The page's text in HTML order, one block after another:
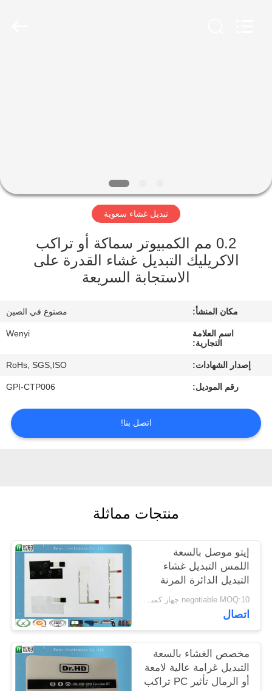
عنا
المعمل
مراقبة
اتصل
اطلب
اقتباس
PRIVACY
POLICY
تبديل غشاء سعوية
0.2 مم الكمبيوتر سماكة أو تراكب
الاكريليك التبديل غشاء القدرة على
الاستجابة السريعة
مكان المنشأ: مصنوع في الصين
اسم العلامة
التجارية:
Wenyi
إصدار الشهادات: RoHs, SGS,ISO
رقم الموديل: GPI-CTP006
اتصل بنا!
منتجات مماثلة
إيتو موصل بالسعة
اللمس التبديل غشاء
التبديل الدائرة المرنة
negotiable MOQ:10 جهاز كمبيوتر شخصى / النظام
اتصال
مخصص الغشاء بالسعة
التبديل غرامة عالية لامعة
أو الرمال تأثير PC تراكب